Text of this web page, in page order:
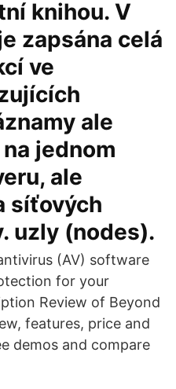
knihou. V
zapsána celá
ve
ale
jednom
ale
síťových
uzly (nodes).
(AV) software
for your
Review of Beyond
features, price and
demos and compare